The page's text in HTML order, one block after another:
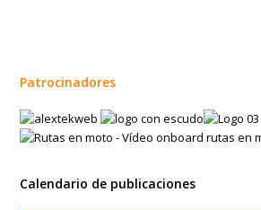
Patrocinadores
Calendario de publicaciones